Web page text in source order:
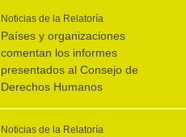
Noticias de la Relatoría
Países y organizaciones
comentan los informes
presentados al Consejo de
Derechos Humanos
Noticias de la Relatoría